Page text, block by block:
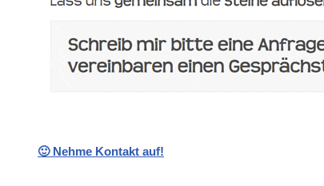
🙂 Nehme Kontakt auf!